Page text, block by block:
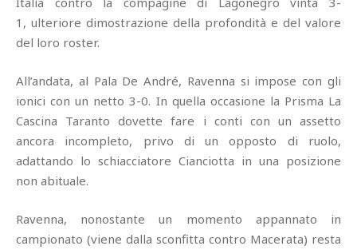
1, ulteriore dimostrazione della profondità e del valore
del loro roster.
All’andata, al Pala De André, Ravenna si impose con gli
ionici con un netto 3-0. In quella occasione la Prisma La
Cascina Taranto dovette fare i conti con un assetto
ancora incompleto, privo di un opposto di ruolo,
adattando lo schiacciatore Cianciotta in una posizione
non abituale.
Ravenna, nonostante un momento appannato in
campionato (viene dalla sconfitta contro Macerata) resta